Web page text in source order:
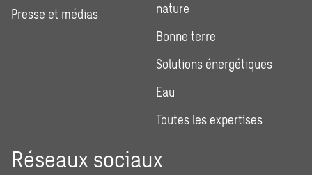
Presse et médias
nature
Bonne terre
Solutions énergétiques
Eau
Toutes les expertises
Réseaux sociaux